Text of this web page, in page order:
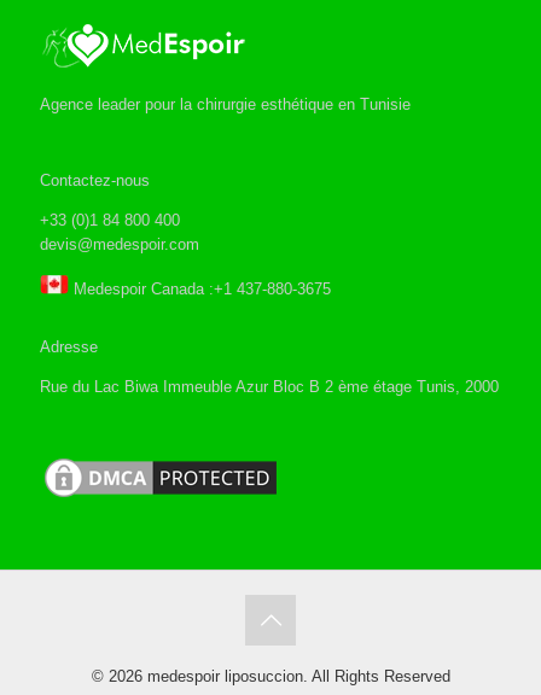
Agence leader pour la chirurgie esthétique en Tunisie
Contactez-nous
+33 (0)1 84 800 400
devis@medespoir.com
Medespoir Canada :+1 437-880-3675
Adresse
Rue du Lac Biwa Immeuble Azur Bloc B 2 ème étage Tunis, 2000
© 2026 medespoir liposuccion. All Rights Reserved